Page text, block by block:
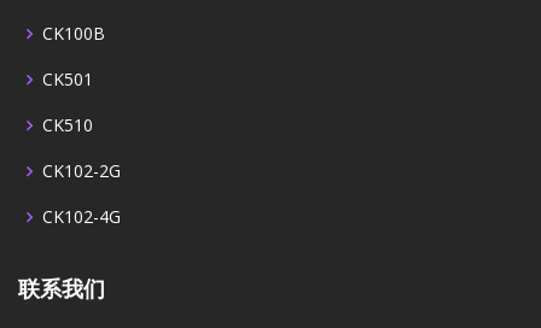
CK100B
CK501
CK510
CK102-2G
CK102-4G
联系我们